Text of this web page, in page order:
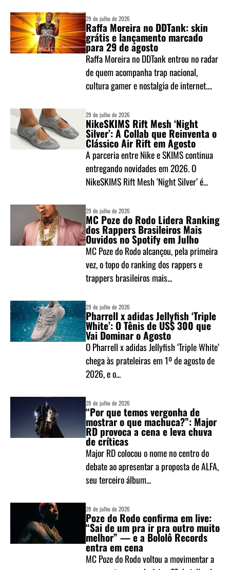
29 de julho de 2026
Raffa Moreira no DDTank: skin
grátis e lançamento marcado
para 29 de agosto
Raffa Moreira no DDTank entrou no radar
de quem acompanha trap nacional,
cultura gamer e nostalgia de internet....
29 de julho de 2026
NikeSKIMS Rift Mesh ‘Night
Silver’: A Collab que Reinventa o
Clássico Air Rift em Agosto
A parceria entre Nike e SKIMS continua
entregando novidades em 2026. O
NikeSKIMS Rift Mesh ‘Night Silver’ é...
29 de julho de 2026
MC Poze do Rodo Lidera Ranking
dos Rappers Brasileiros Mais
Ouvidos no Spotify em Julho
MC Poze do Rodo alcançou, pela primeira
vez, o topo do ranking dos rappers e
trappers brasileiros mais...
29 de julho de 2026
Pharrell x adidas Jellyfish ‘Triple
White’: O Tênis de US$ 300 que
Vai Dominar o Agosto
O Pharrell x adidas Jellyfish ‘Triple White’
chega às prateleiras em 1º de agosto de
2026, e o...
28 de julho de 2026
“Por que temos vergonha de
mostrar o que machuca?”: Major
RD provoca a cena e leva chuva
de críticas
Major RD colocou o nome no centro do
debate ao apresentar a proposta de ALFA,
seu terceiro álbum...
28 de julho de 2026
Poze do Rodo confirma em live:
“Sai de um pra ir pra outro muito
melhor” — e a Bololô Records
entra em cena
MC Poze do Rodo voltou a movimentar a